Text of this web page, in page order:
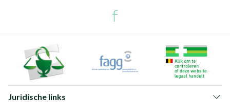
Juridische links